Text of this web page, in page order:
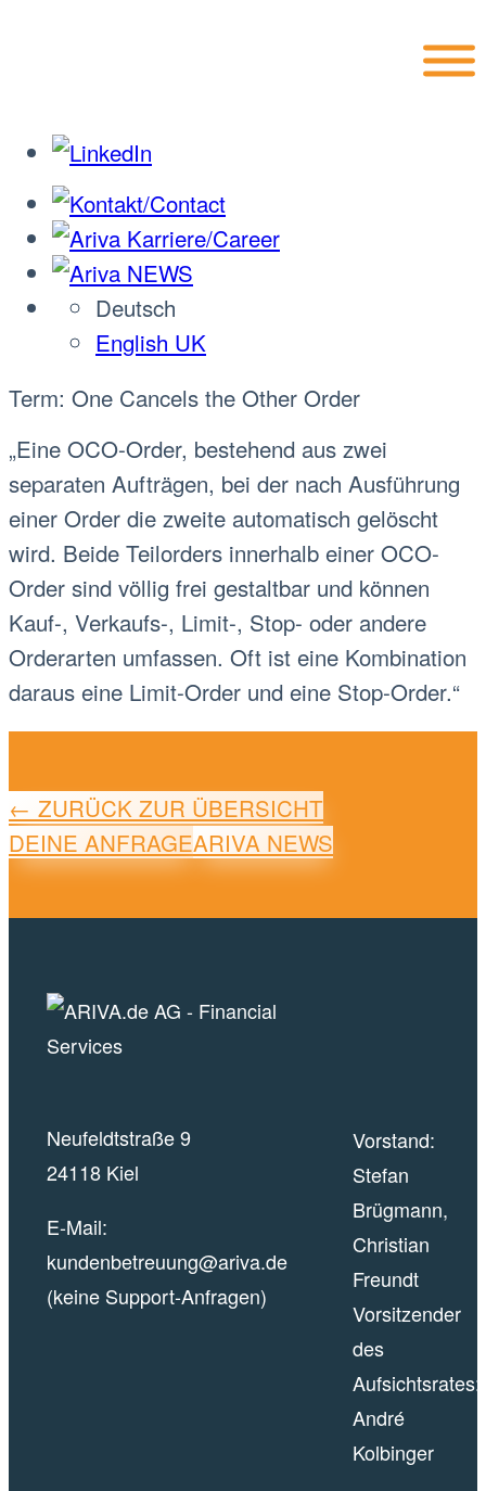
Deutsch
English UK
Term: One Cancels the Other Order
„Eine OCO-Order, bestehend aus zwei
separaten Aufträgen, bei der nach Ausführung
einer Order die zweite automatisch gelöscht
wird. Beide Teilorders innerhalb einer OCO-
Order sind völlig frei gestaltbar und können
Kauf-, Verkaufs-, Limit-, Stop- oder andere
Orderarten umfassen. Oft ist eine Kombination
daraus eine Limit-Order und eine Stop-Order.“
← ZURÜCK ZUR ÜBERSICHT
DEINE ANFRAGEARIVA NEWS
Neufeldtstraße 9
24118 Kiel
E-Mail:
kundenbetreuung@ariva.de
(keine Support-Anfragen)
Vorstand:
Stefan
Brügmann,
Christian
Freundt
Vorsitzender
des
Aufsichtsrates:
André
Kolbinger